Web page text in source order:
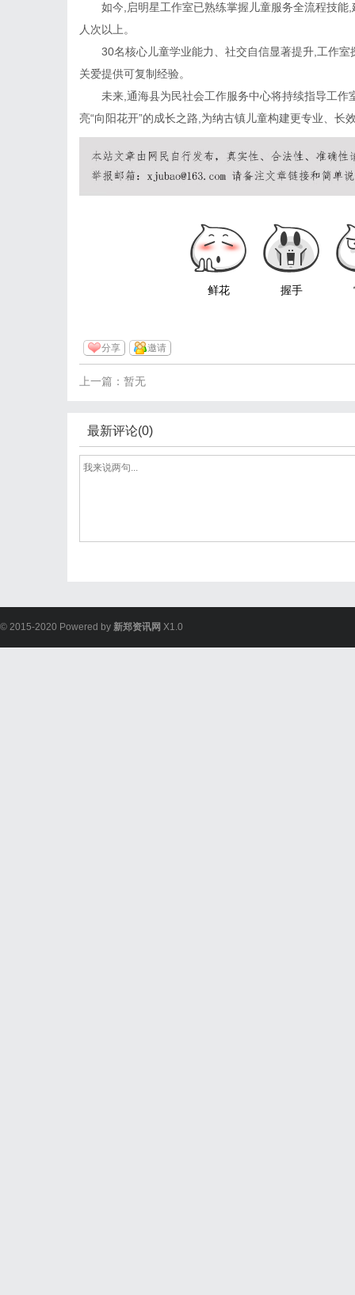
如今,启明星工作室已熟练掌握儿童服务全流程技能
人次以上。
30名核心儿童学业能力、社交自信显著提升,工作
关爱提供可复制经验。
未来,通海县为民社会工作服务中心将持续指导工作
亮“向阳花开”的成长之路,为纳古镇儿童构建更专业、长
鲜花 握手
分享 邀请
上一篇：暂无
最新评论(0)
© 2015-2020 Powered by 新郑资讯网 X1.0